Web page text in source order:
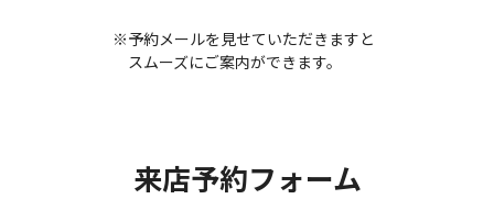
※予約メールを見せていただきますと
スムーズにご案内ができます。
来店予約フォーム